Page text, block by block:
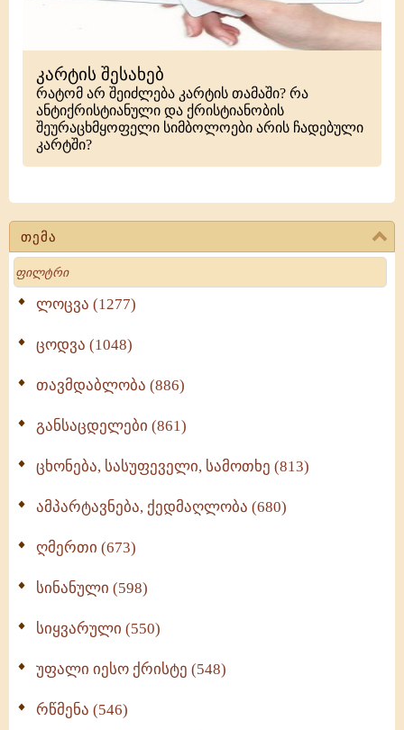
თემა
Search
ლოცვა (1277)
ცოდვა (1048)
თავმდაბლობა (886)
განსაცდელები (861)
ცხონება, სასუფეველი, სამოთხე (813)
ამპარტავნება, ქედმაღლობა (680)
ღმერთი (673)
სინანული (598)
სიყვარული (550)
უფალი იესო ქრისტე (548)
რწმენა (546)
კარტის შესახებ
რატომ არ შეიძლება კარტის თამაში? რა
ანტიქრისტიანული და ქრისტიანობის
შეურაცხმყოფელი სიმბოლოები არის ჩადებული
კარტში?